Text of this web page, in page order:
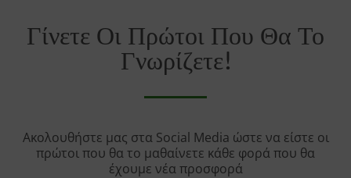
Γίνετε Οι Πρώτοι Που Θα Το
Γνωρίζετε!
Ακολουθήστε μας στα Social Media ώστε να είστε οι
πρώτοι που θα το μαθαίνετε κάθε φορά που θα
έχουμε νέα προσφορά